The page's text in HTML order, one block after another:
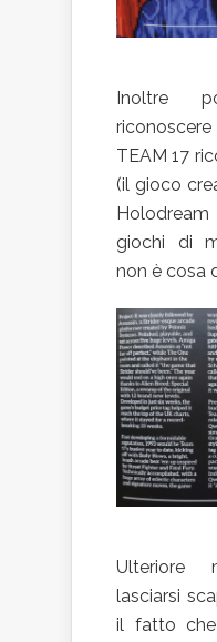
Inoltre
TEAM 17
(il gioco
giochi di
non è cosa
Ulteriore
lasciarsi
il fatto